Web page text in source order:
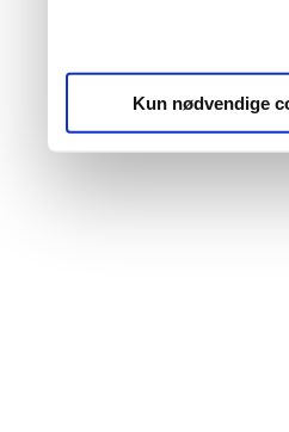
Kun nødvendige